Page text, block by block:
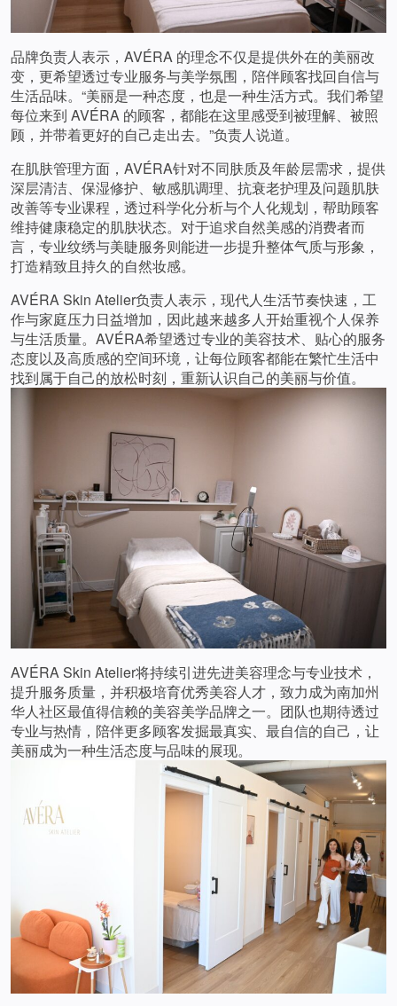
品牌负责人表示，AVÉRA 的理念不仅是提供外在的美丽改
变，更希望透过专业服务与美学氛围，陪伴顾客找回自信与
生活品味。“美丽是一种态度，也是一种生活方式。我们希望
每位来到 AVÉRA 的顾客，都能在这里感受到被理解、被照
顾，并带着更好的自己走出去。”负责人说道。
在肌肤管理方面，AVÉRA针对不同肤质及年龄层需求，提供
深层清洁、保湿修护、敏感肌调理、抗衰老护理及问题肌肤
改善等专业课程，透过科学化分析与个人化规划，帮助顾客
维持健康稳定的肌肤状态。对于追求自然美感的消费者而
言，专业纹绣与美睫服务则能进一步提升整体气质与形象，
打造精致且持久的自然妆感。
AVÉRA Skin Atelier负责人表示，现代人生活节奏快速，工
作与家庭压力日益增加，因此越来越多人开始重视个人保养
与生活质量。AVÉRA希望透过专业的美容技术、贴心的服务
态度以及高质感的空间环境，让每位顾客都能在繁忙生活中
找到属于自己的放松时刻，重新认识自己的美丽与价值。
AVÉRA Skin Atelier将持续引进先进美容理念与专业技术，
提升服务质量，并积极培育优秀美容人才，致力成为南加州
华人社区最值得信赖的美容美学品牌之一。团队也期待透过
专业与热情，陪伴更多顾客发掘最真实、最自信的自己，让
美丽成为一种生活态度与品味的展现。